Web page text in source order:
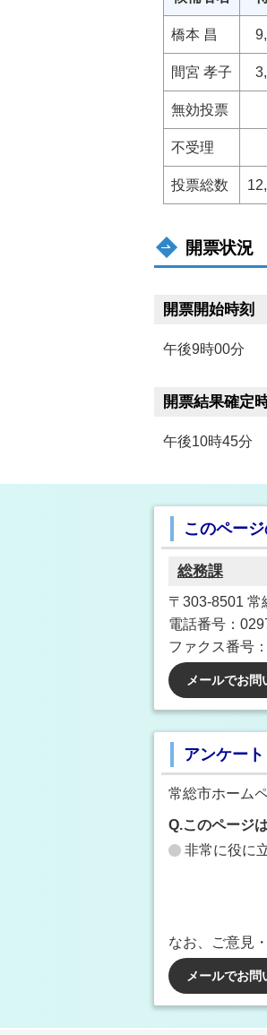
橋本 昌
間宮 孝子
無効投票
不受理
投票総数
開票状況
開票開始時刻
午後9時00分
開票結果確定
午後10時45分
このペー
総務課
〒303-8501 常
電話番号：
ファクス番号
メールでお問
アンケート
常総市ホーム
Q.このページ
非常に役に
なお、ご意見
メールでお問